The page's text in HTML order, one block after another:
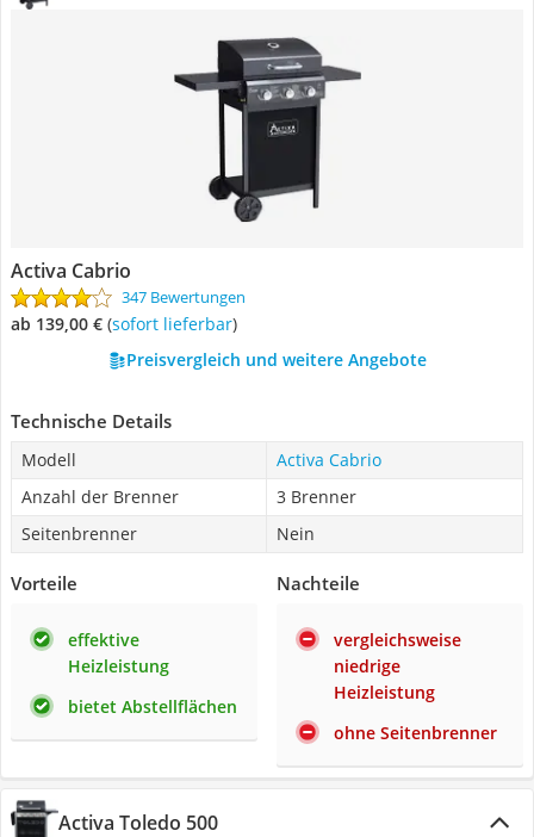
Activa Cabrio
347 Bewertungen
ab 139,00 € ( Sofort lieferbar)
Preisvergleich und weitere Angebote
Technische Details
Modell
Activa Cabrio
Anzahl der Brenner
3 Brenner
Seitenbrenner
Nein
Vorteile
effektive
Heizleistung
bietet Abstellflächen
Nachteile
vergleichsweise
niedrige
Heizleistung
ohne Seitenbrenner
Activa Toledo 500